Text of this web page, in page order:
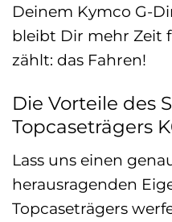
Deinem Kymco G-
bleibt Dir mehr Zeit
zählt: das Fahren!
Die Vorteile des
Topcaseträgers
Lass uns einen
herausragenden
Topcaseträgers